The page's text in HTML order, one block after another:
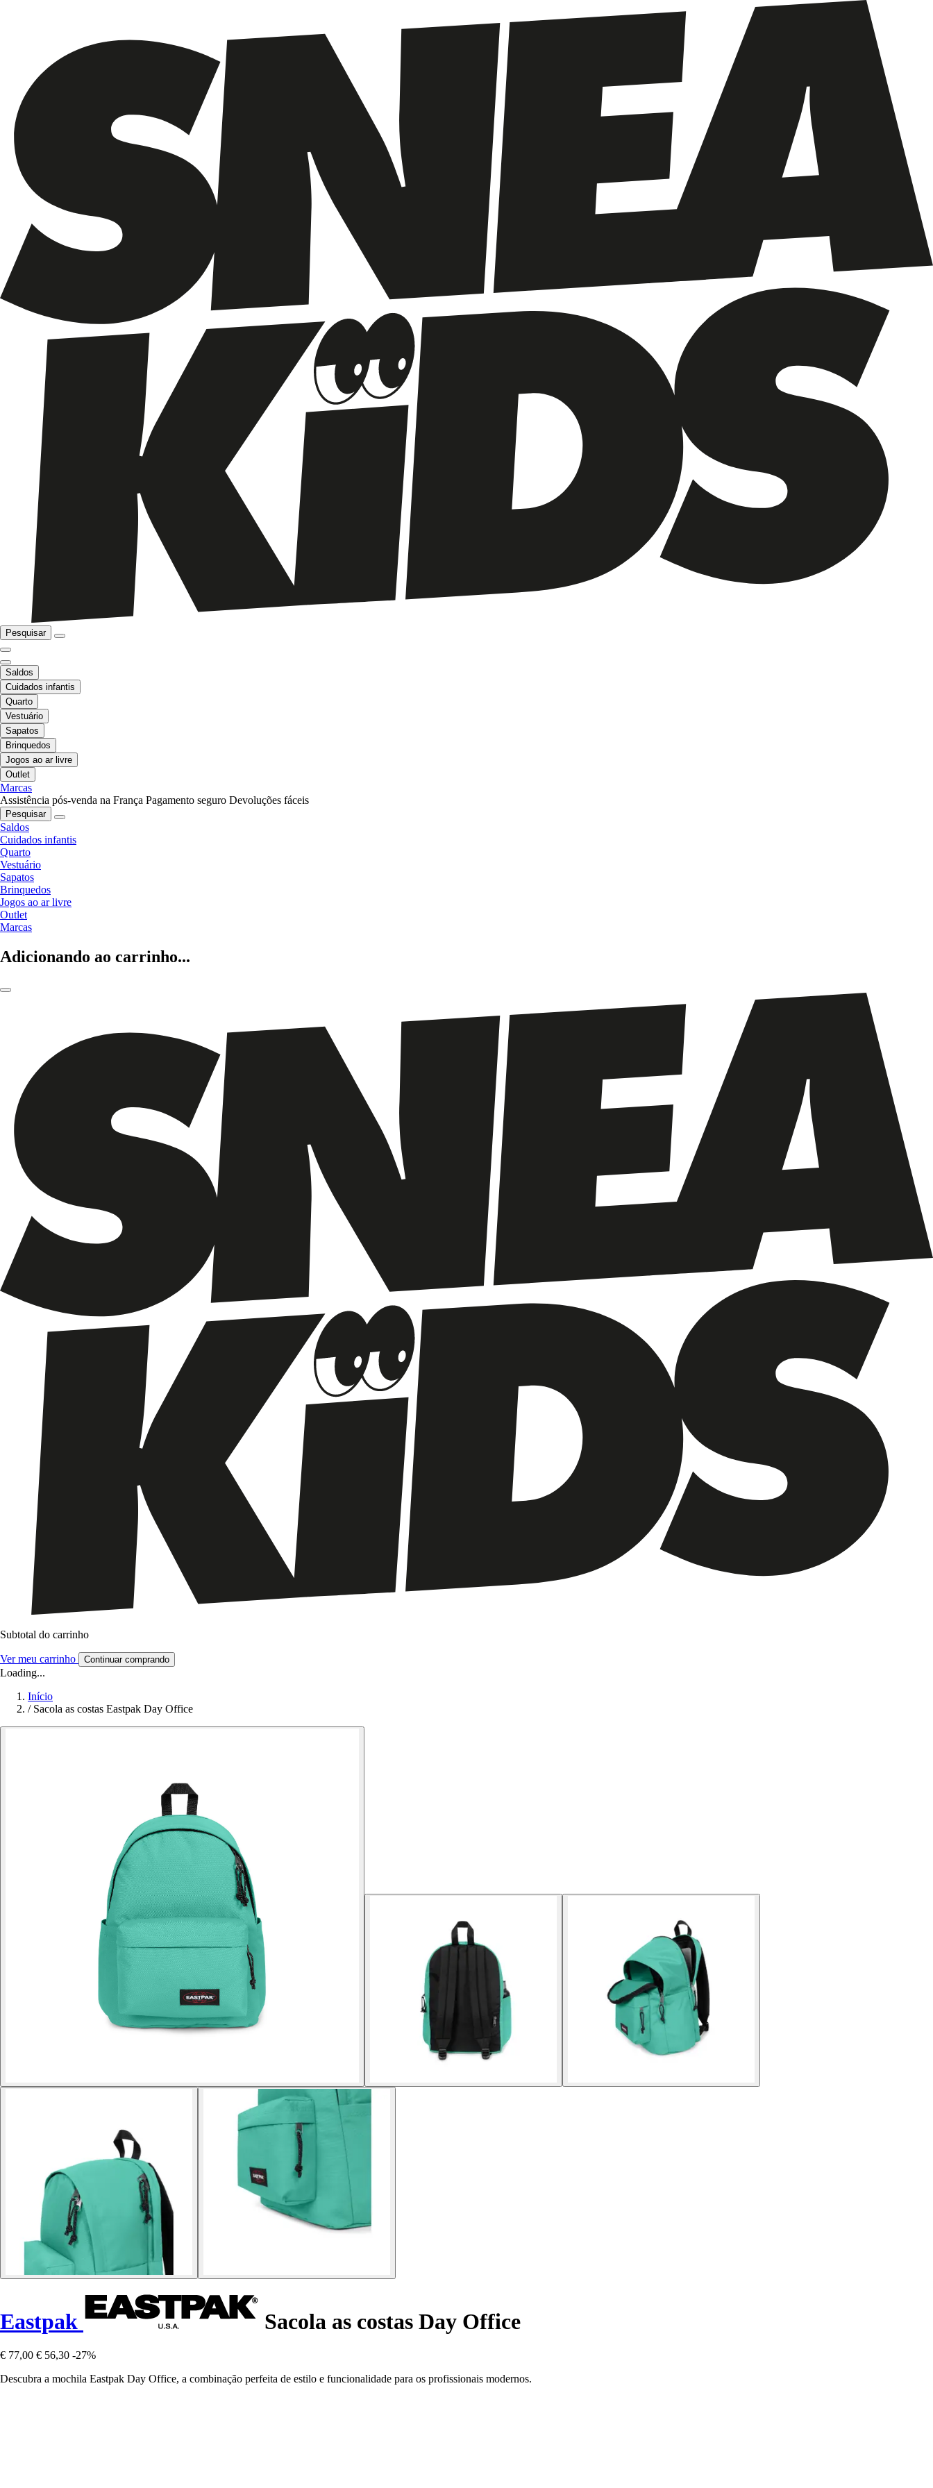
Pesquisar
Saldos
Cuidados infantis
Quarto
Vestuário
Sapatos
Brinquedos
Jogos ao ar livre
Outlet
Marcas
Assistência pós-venda na França Pagamento seguro Devoluções fáceis
Pesquisar
Saldos
Cuidados infantis
Quarto
Vestuário
Sapatos
Brinquedos
Jogos ao ar livre
Outlet
Marcas
Adicionando ao carrinho...
Subtotal do carrinho
Ver meu carrinho Continuar comprando
Loading...
Início
/ Sacola as costas Eastpak Day Office
Eastpak Sacola as costas Day Office
€ 77,00 € 56,30 -27%
Descubra a mochila Eastpak Day Office, a combinação perfeita de estilo e funcionalidade para os profissionais modernos.